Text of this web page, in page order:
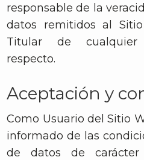
responsable de la
datos remitidos al
Titular de cualquier
respecto.
Aceptación y
Como Usuario del Sitio
informado de las
de datos de